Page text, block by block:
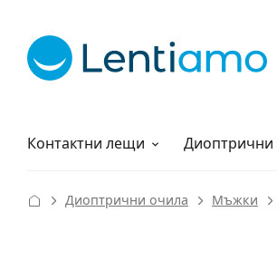
Контактни лещи
Разтвори Диоптрични
Как да поръчам?
Диоптрични очила Мъжки